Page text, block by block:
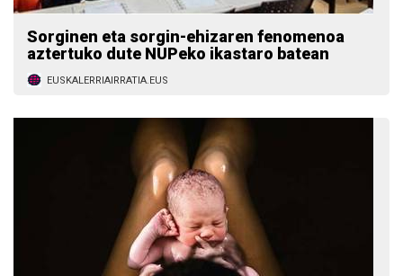
Sorginen eta sorgin-ehizaren fenomenoa
aztertuko dute NUPeko ikastaro batean
EUSKALERRIAIRRATIA.EUS